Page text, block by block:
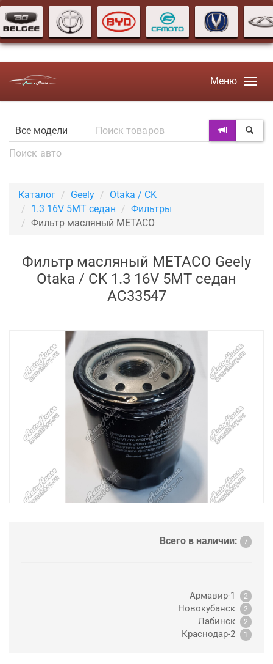
Меню
Каталог Geely
Otaka / CK
1.3 16V 5MT седан
Фильтры
Фильтр масляный METACO
Фильтр масляный METACO Geely
Otaka / CK 1.3 16V 5MT седан
AC33547
Всего в наличии: 7
Армавир-1 2
Новокубанск 2
Лабинск 2
Краснодар-2 1